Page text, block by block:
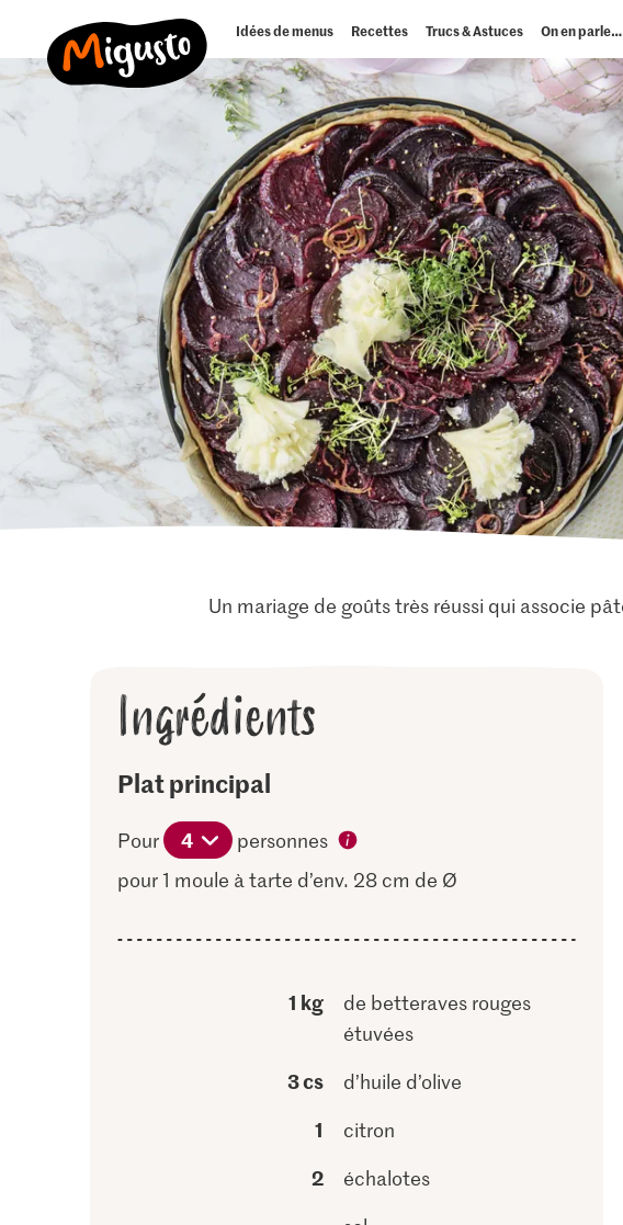
Idées de menus Recettes Trucs & Astuces On en parle…
Un mariage de goûts très réussi qui associe
Ingrédients
Plat principal
Pour 4
personnes
pour 1 moule à tarte d’env. 28 cm de Ø
1 kg
de betteraves rouges
étuvées
3 cs d’huile d’olive
1 citron
2
échalotes